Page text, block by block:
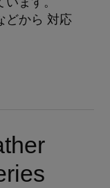
どから 対応